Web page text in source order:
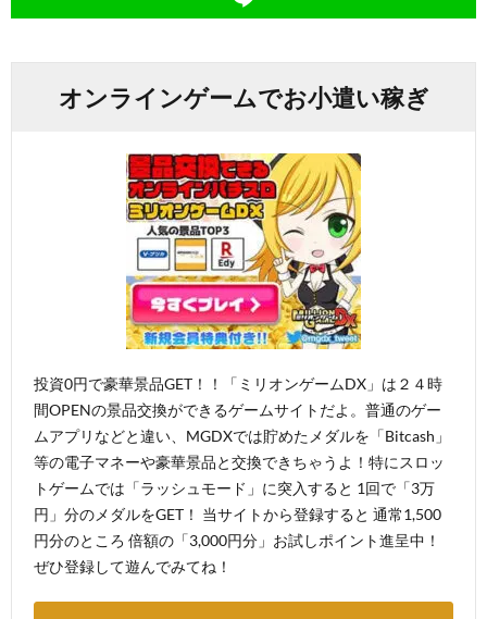
オンラインゲームでお小遣い稼ぎ
投資0円で豪華景品GET！！「ミリオンゲームDX」は２４時
間OPENの景品交換ができるゲームサイトだよ。普通のゲー
ムアプリなどと違い、MGDXでは貯めたメダルを「Bitcash」
等の電子マネーや豪華景品と交換できちゃうよ！特にスロッ
トゲームでは「ラッシュモード」に突入すると 1回で「3万
円」分のメダルをGET！ 当サイトから登録すると 通常1,500
円分のところ 倍額の「3,000円分」お試しポイント進呈中！
ぜひ登録して遊んでみてね！